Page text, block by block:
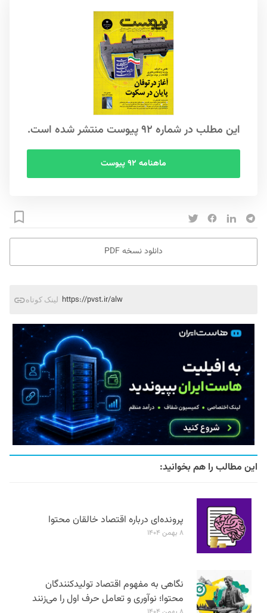
این مطلب در شماره ۹۲ پیوست منتشر شده است.
ماهنامه ۹۲ پیوست
دانلود نسخه PDF
لینک کوتاه https://pvst.ir/alw
این مطالب را هم بخوانید:
پرونده‌ای درباره اقتصاد خالقان محتوا
۸ بهمن ۱۴۰۴
نگاهی به مفهوم اقتصاد تولیدکنندگان
محتوا؛ نوآوری و تعامل حرف اول را می‌زنند